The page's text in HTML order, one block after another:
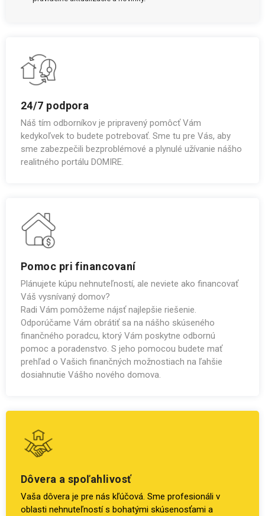
24/7 podpora
Náš tím odborníkov je pripravený pomôcť Vám
kedykoľvek to budete potrebovať. Sme tu pre Vás, aby
sme zabezpečili bezproblémové a plynulé užívanie nášho
realitného portálu DOMIRE.
Pomoc pri financovaní
Plánujete kúpu nehnuteľností, ale neviete ako financovať
Váš vysnívaný domov?
Radi Vám pomôžeme nájsť najlepšie riešenie.
Odporúčame Vám obrátiť sa na nášho skúseného
finančného poradcu, ktorý Vám poskytne odbornú
pomoc a poradenstvo. S jeho pomocou budete mať
prehľad o Vašich finančných možnostiach na ľahšie
dosiahnutie Vášho nového domova.
Dôvera a spoľahlivosť
Vaša dôvera je pre nás kľúčová. Sme profesionáli v
oblasti nehnuteľností s bohatými skúsenosťami a